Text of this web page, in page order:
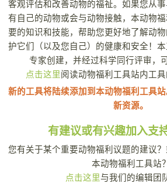
客观评估和改善动物的福祉。如果您从
有自己的动物或会与动物接触，本动物
要的知识和技能，帮助您更好地了解动
护它们（以及您自己）的健康和安全！
专家创建，并经过科学同行评审，
点击这里阅读动物福利工具站内工具
新的工具将陆续添加到本动物福利工具
新资源。
有建议或有兴趣加入支
您有关于某个重要动物福利议题的建议
本动物福利工具站？
点击这里与我们的编辑团